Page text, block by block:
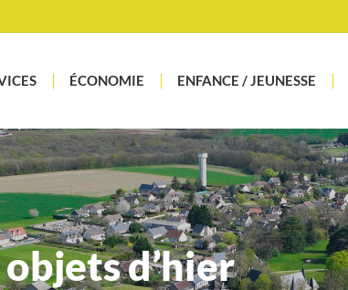
ÉCONOMIE ENFANCE / JEUNESSE
d’hier